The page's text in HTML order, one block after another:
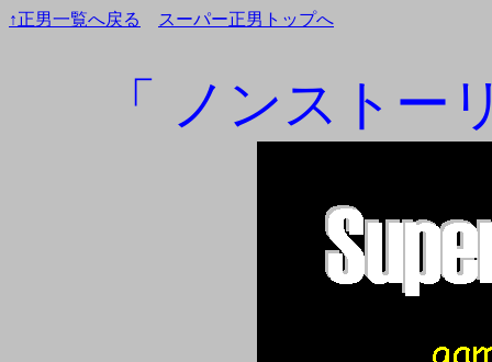
↑正男一覧へ戻る スーパー正男トップへ
「 ノンストー